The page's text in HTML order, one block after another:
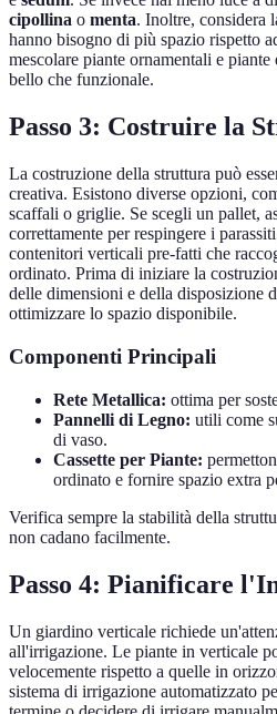
cipollina o menta. Inoltre, considera
hanno bisogno di più spazio rispetto
mescolare piante ornamentali e
bello che funzionale.
Passo 3: Costruire la
La costruzione della struttura può
creativa. Esistono diverse opzioni,
scaffali o griglie. Se scegli un pallet,
correttamente per respingere i
contenitori verticali pre-fatti che
ordinato. Prima di iniziare la
delle dimensioni e della disposizione
ottimizzare lo spazio disponibile.
Componenti Principali
Rete Metallica: ottima per
Pannelli di Legno: utili come
di vaso.
Cassette per Piante:
ordinato e fornire spazio extra
Verifica sempre la stabilità della
non cadano facilmente.
Passo 4: Pianificare
Un giardino verticale richiede
all'irrigazione. Le piante in verticale
velocemente rispetto a quelle in
sistema di irrigazione automatizzato